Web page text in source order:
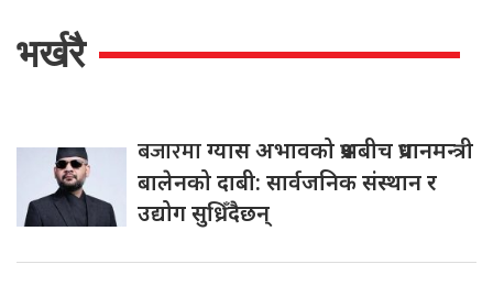
भर्खरै
बजारमाग्यास अभावको प्रश्नबीच प्रधानमन्त्री
बालेनको दाबी: सार्वजनिक संस्थान र
उद्योग सुध्रिँदैछन्